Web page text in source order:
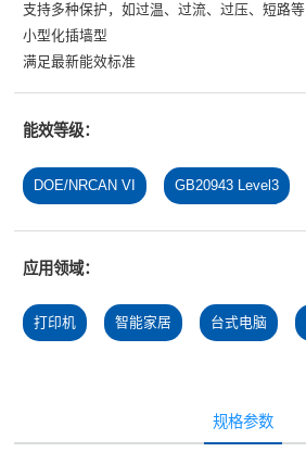
支持多种保护，如过温、过流、过压、短路等
小型化插墙型
满足最新能效标准
能效等级：
DOE/NRCAN VI GB20943 Level3
应用领域：
打印机 智能家居 台式电脑
规格参数